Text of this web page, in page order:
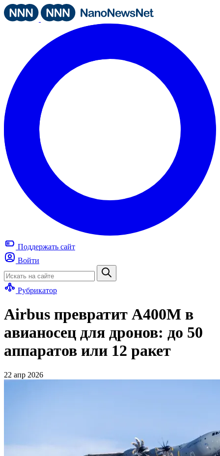
Поддержать сайт
Войти
Рубрикатор
Airbus превратит A400M в
авианосец для дронов: до 50
аппаратов или 12 ракет
22 апр 2026